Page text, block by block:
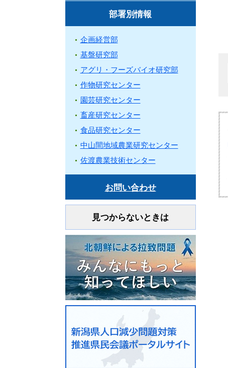
部署別情報
企画経営部
基盤研究部
アグリ・フーズバイオ研究部
作物研究センター
園芸研究センター
畜産研究センター
食品研究センター
中山間地域農業研究センター
佐渡農業技術センター
お問い合わせ
見つからないときは